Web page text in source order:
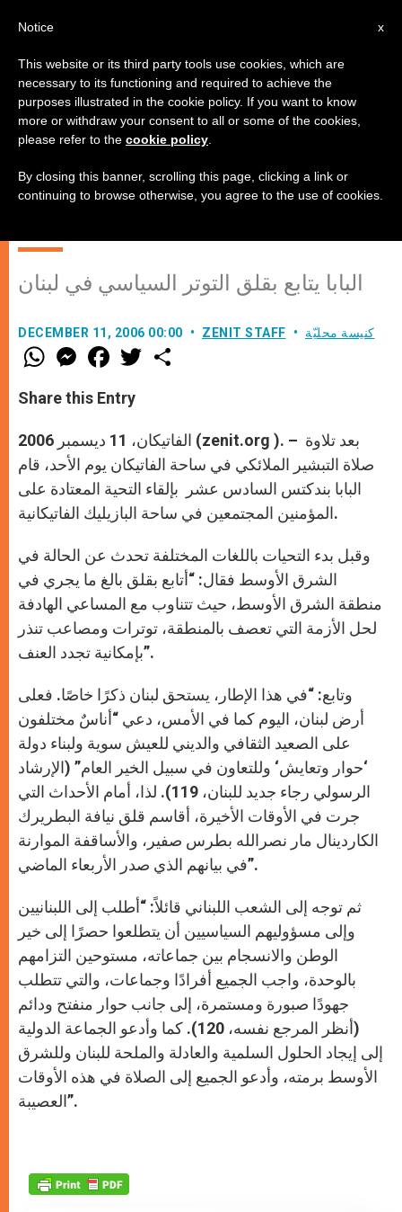
لبنان أرض دعي فيها "أناس مختلفون
على الصعيد الثقافي والديني للعيش
سوية ولبناء دولة ‘حوار وتعايش‘
البابا يتابع بقلق التوتر السياسي في لبنان
DECEMBER 11, 2006 00:00 ZENIT STAFF كنيسة محليّة
W
h
t
s
p
p
M
e
s
e
e
r
F
a
e
b
o
k
w
r
Share this Entry
الفاتيكان، 11 ديسمبر 2006 (zenit.org ). – بعد تلاوة
صلاة التبشير الملائكي في ساحة الفاتيكان يوم الأحد، قام
البابا بندكتس السادس عشر بإلقاء التحية المعتادة على
المؤمنين المجتمعين في ساحة البازيليك الفاتيكانية.
وقبل بدء التحيات باللغات المختلفة تحدث عن الحالة في
الشرق الأوسط فقال: “أتابع بقلق بالغ ما يجري في
منطقة الشرق الأوسط، حيث تتناوب مع المساعي الهادفة
لحل الأزمة التي تعصف بالمنطقة، توترات ومصاعب تنذر
بإمكانية تجدد العنف”.
وتابع: “في هذا الإطار، يستحق لبنان ذكرًا خاصًا. فعلى
أرض لبنان، اليوم كما في الأمس، دعي “أناسٌ مختلفون
على الصعيد الثقافي والديني للعيش سوية ولبناء دولة
‘حوار وتعايش‘ وللتعاون في سبيل الخير العام” (الإرشاد
الرسولي رجاء جديد للبنان، 119). لذا، أمام الأحداث التي
جرت في الأوقات الأخيرة، أقاسم قلق نيافة البطريرك
الكاردينال مار نصرالله بطرس صفير، والأساقفة الموارنة
في بيانهم الذي صدر الأربعاء الماضي”.
ثم توجه إلى الشعب اللبناني قائلاً: “أطلب إلى اللبنانيين
وإلى مسؤوليهم السياسيين أن يتطلعوا حصرًا إلى خير
الوطن والانسجام بين جماعاته، مستوحين التزامهم
بالوحدة، واجب الجميع أفرادًا وجماعات، والتي تتطلب
جهودًا صبورة ومستمرة، إلى جانب حوار منفتح ودائم
(أنظر المرجع نفسه، 120). كما وأدعو الجماعة الدولية
إلى إيجاد الحلول السلمية والعادلة والملحة للبنان وللشرق
الأوسط برمته، وأدعو الجميع إلى الصلاة في هذه الأوقات
العصيبة”.
x
Notice
This website or its third party tools use cookies, which are
necessary to its functioning and required to achieve the
purposes illustrated in the cookie policy. If you want to know
more or withdraw your consent to all or some of the cookies,
please refer to the cookie policy
By closing this banner, scrolling this page, clicking a link or
continuing to browse otherwise, you agree to the use of cookies.